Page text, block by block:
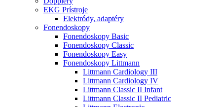
EKG Prístroje
Elektródy, adaptéry
Fonendoskopy
Fonendoskopy Basic
Fonendoskopy Classic
Fonendoskopy Easy
Fonendoskopy Littmann
Littmann Cardiology III
Littmann Cardiology IV
Littmann Classic II Infant
Littmann Classic II Pediatric